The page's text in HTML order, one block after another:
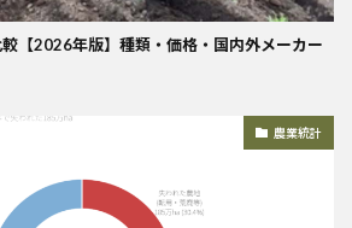
【2026年版】種類・価格・国内外メーカー
農業統計